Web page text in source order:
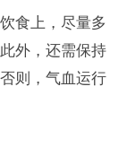
食上，尽量多
外，还需保持
则，气血运行